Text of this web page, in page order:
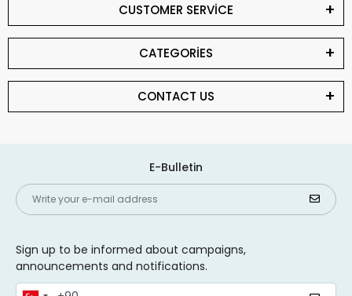
CUSTOMER SERVİCE
CATEGORİES
CONTACT US
E-Bulletin
Sign up to be informed about campaigns,
announcements and notifications.